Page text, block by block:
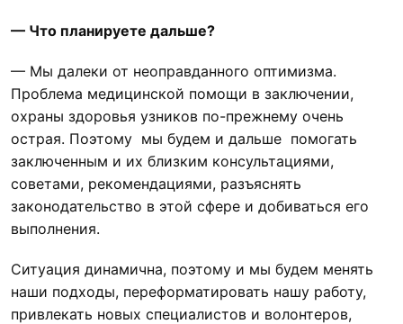
— Что планируете дальше?
— Мы далеки от неоправданного оптимизма.
Проблема медицинской помощи в заключении,
охраны здоровья узников по-прежнему очень
острая. Поэтому мы будем и дальше помогать
заключенным и их близким консультациями,
советами, рекомендациями, разъяснять
законодательство в этой сфере и добиваться его
выполнения.
Ситуация динамична, поэтому и мы будем менять
наши подходы, переформатировать нашу работу,
привлекать новых специалистов и волонтеров,